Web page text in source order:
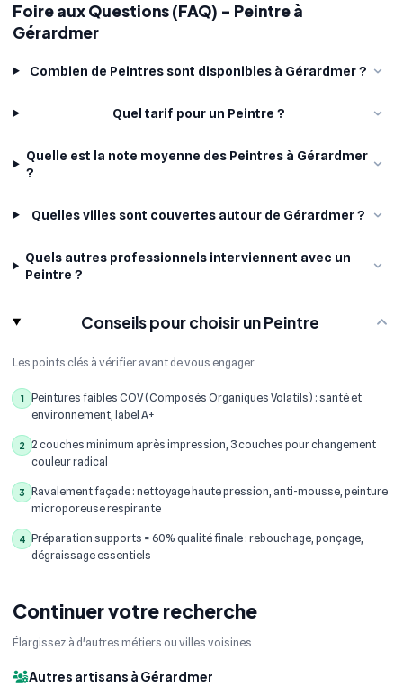
Foire aux Questions (FAQ) - Peintre à
Gérardmer
Combien de Peintres sont disponibles à Gérardmer ?
Quel tarif pour un Peintre ?
Quelle est la note moyenne des Peintres à Gérardmer
?
Quelles villes sont couvertes autour de Gérardmer ?
Quels autres professionnels interviennent avec un
Peintre ?
Conseils pour choisir un Peintre
Les points clés à vérifier avant de vous engager
1
Peintures faibles COV (Composés Organiques Volatils) : santé et
environnement, label A+
2
2 couches minimum après impression, 3 couches pour changement
couleur radical
3
Ravalement façade : nettoyage haute pression, anti-mousse, peinture
microporeuse respirante
4 Préparation supports = 60% qualité finale : rebouchage, ponçage,
dégraissage essentiels
Continuer votre recherche
Élargissez à d'autres métiers ou villes voisines
Autres artisans à Gérardmer